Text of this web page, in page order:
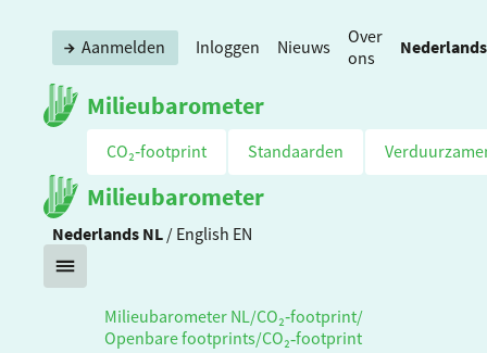
Milieubarometer
Aanmelden Inloggen Nieuws
Over
ons
Nederlands
CO₂‑footprint Standaarden
Milieubarometer
Nederlands NL / English EN
Milieubarometer NL /CO₂‑footprint/
Openbare footprints/CO₂‑footprint